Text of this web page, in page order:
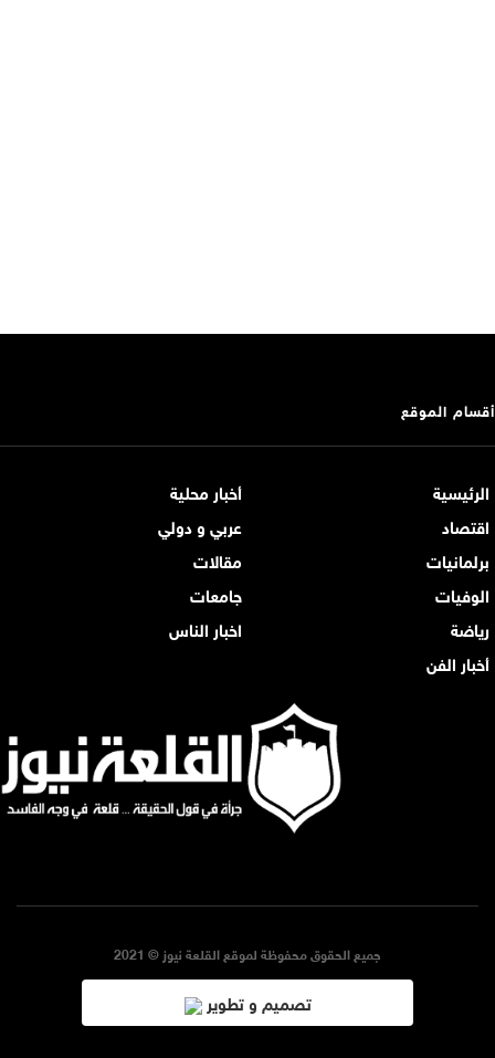
أقسام الموقع
الرئيسية
أخبار محلية
اقتصاد
عربي و دولي
برلمانيات
مقالات
الوفيات
جامعات
رياضة
اخبار الناس
أخبار الفن
جميع الحقوق محفوظة لموقع القلعة نيوز © 2021
تصميم و تطوير